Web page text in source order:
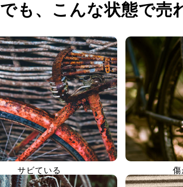
でも、 こんな状態で売
サビている 傷